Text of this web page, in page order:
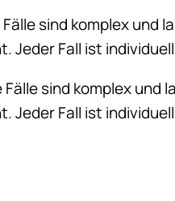
sind komplex und
Jeder Fall ist
sind komplex und
Jeder Fall ist